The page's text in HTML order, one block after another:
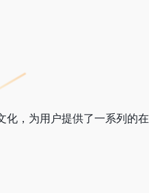
化，为用户提供了一系列的在